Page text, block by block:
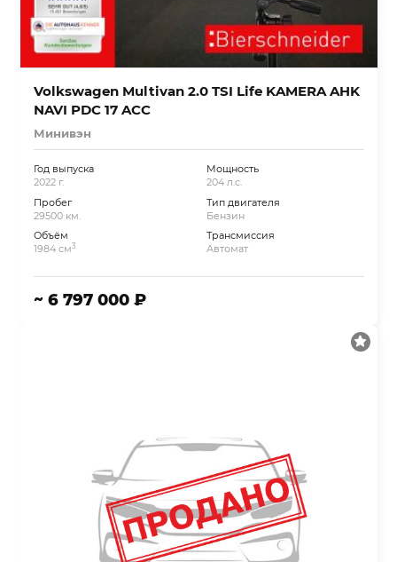
Volkswagen Multivan 2.0 TSI Life KAMERA AHK
NAVI PDC 17 ACC
Минивэн
Год выпуска
2022 г.
Пробег
29500 км.
Объём
1984 см3
Мощность
204 л.с.
Тип двигателя
Бензин
Трансмиссия
Автомат
~ 6 797 000 ₽